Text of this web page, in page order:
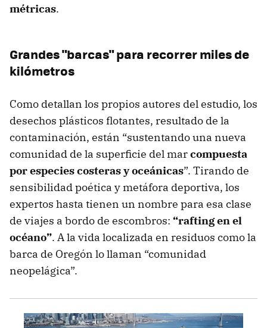
métricas.
Grandes "barcas" para recorrer miles de
kilómetros
Como detallan los propios autores del estudio, los
desechos plásticos flotantes, resultado de la
contaminación, están “sustentando una nueva
comunidad de la superficie del marcompuesta
por especies costeras y oceánicas”. Tirando de
sensibilidad poética y metáfora deportiva, los
expertos hasta tienen un nombre para esa clase
de viajes a bordo de escombros: “rafting en el
océano”. A la vida localizada en residuos como la
barca de Oregón lo llaman “comunidad
neopelágica”.